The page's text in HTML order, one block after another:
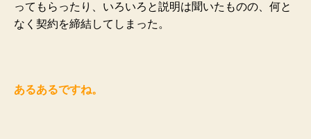
ってもらったり、いろいろと説明は聞いたものの、何と
なく契約を締結してしまった。
あるあるですね。